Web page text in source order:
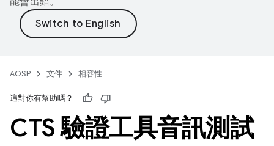
AOSP 文件 相容性
這對你有幫助嗎？
CTS 驗證工具音訊測試